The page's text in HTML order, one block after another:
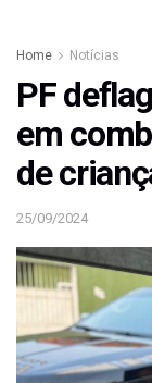
Home Notícias
PF
em
de
25/09/2024